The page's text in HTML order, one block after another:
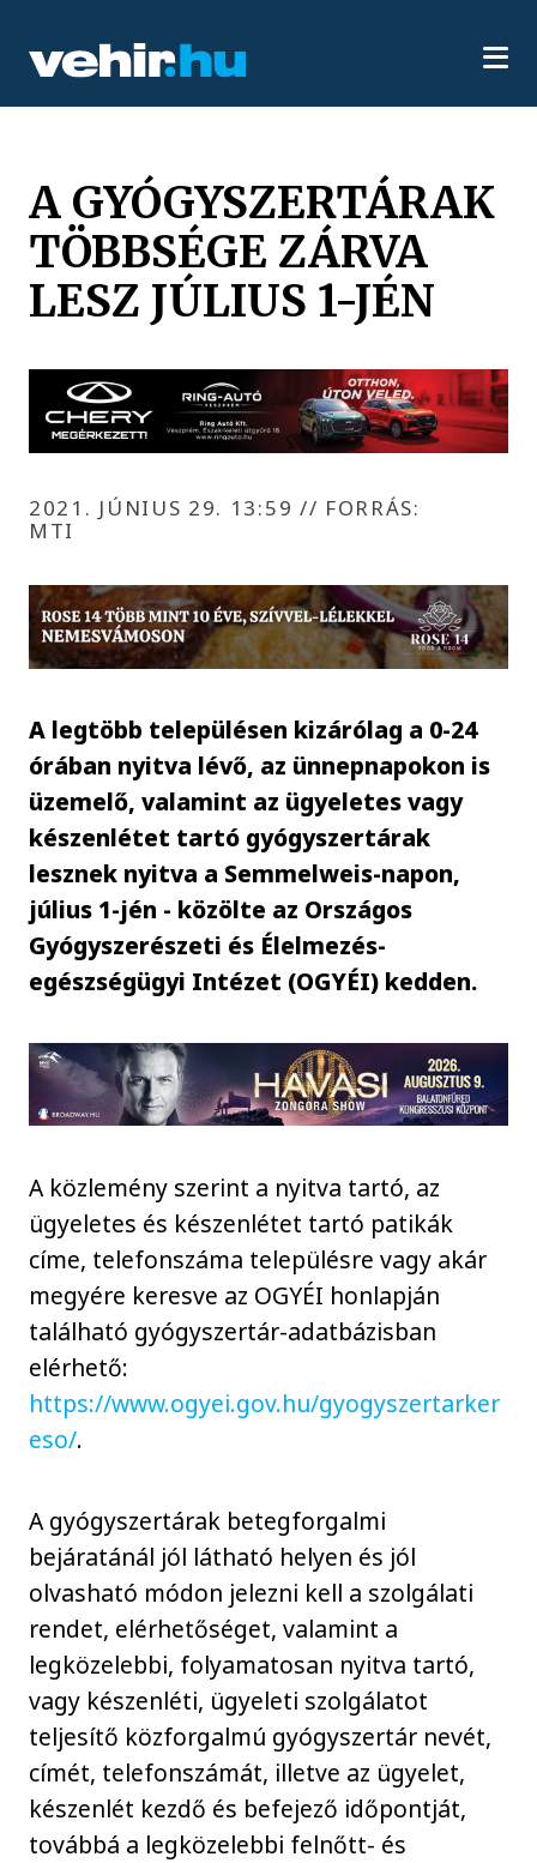
A GYÓGYSZERTÁRAK
TÖBBSÉGE ZÁRVA
LESZ JÚLIUS 1-JÉN
2021. JÚNIUS 29. 13:59 // FORRÁS:
MTI
A legtöbb településen kizárólag a 0-24
órában nyitva lévő, az ünnepnapokon is
üzemelő, valamint az ügyeletes vagy
készenlétet tartó gyógyszertárak
lesznek nyitva a Semmelweis-napon,
július 1-jén - közölte az Országos
Gyógyszerészeti és Élelmezés-
egészségügyi Intézet (OGYÉI) kedden.
A közlemény szerint a nyitva tartó, az
ügyeletes és készenlétet tartó patikák
címe, telefonszáma településre vagy akár
megyére keresve az OGYÉI honlapján
található gyógyszertár-adatbázisban
elérhető:
https://www.ogyei.gov.hu/gyogyszertarker
eso/.
A gyógyszertárak betegforgalmi
bejáratánál jól látható helyen és jól
olvasható módon jelezni kell a szolgálati
rendet, elérhetőséget, valamint a
legközelebbi, folyamatosan nyitva tartó,
vagy készenléti, ügyeleti szolgálatot
teljesítő közforgalmú gyógyszertár nevét,
címét, telefonszámát, illetve az ügyelet,
készenlét kezdő és befejező időpontját,
továbbá a legközelebbi felnőtt- és